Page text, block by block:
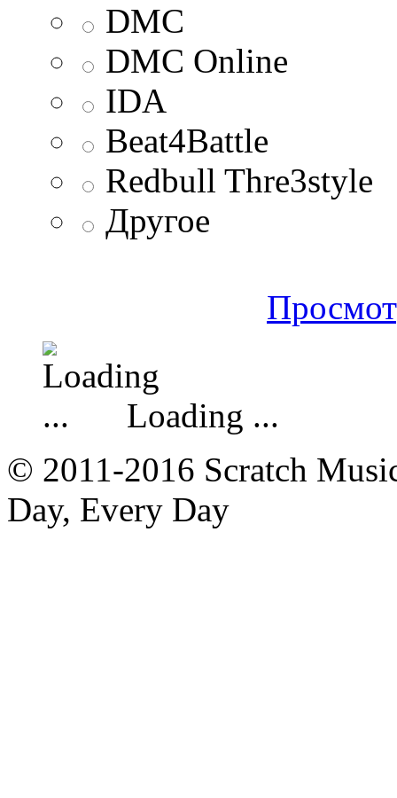
DMC
DMC Online
IDA
Beat4Battle
Redbull Thre3style
Другое
Loading ...
© 2011-2016 Scratch
Day, Every Day